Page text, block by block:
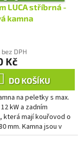
A
R
M
A
LUCA stříbrná -
kamna
DPH
Kč
DO KOŠÍKU
na peletky s max.
kW a zadním
která mají kouřovod o
mm. Kamna jsou v
barvě, která